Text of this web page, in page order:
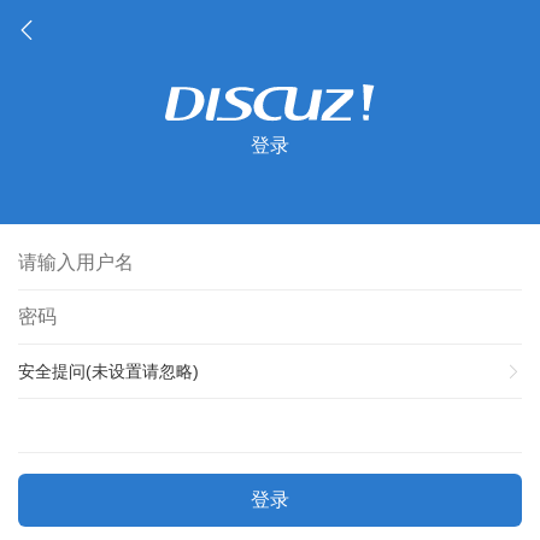
登录
安全提问(未设置请忽略)
登录